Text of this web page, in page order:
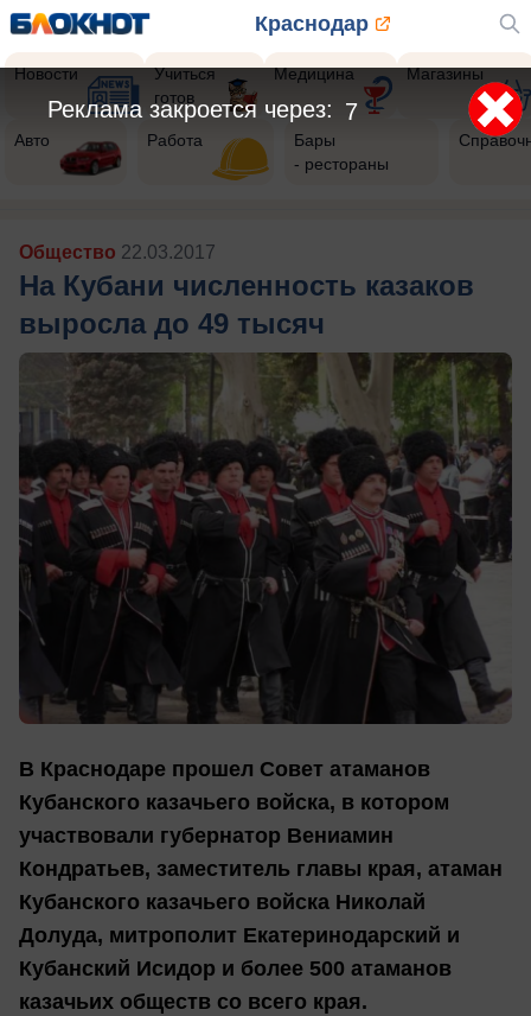
Краснодар
Новости
Учиться
готов
Медицина Магазины
Авто Работа
Бары
- рестораны
Общество 22.03.2017
На Кубани численность казаков
выросла до 49 тысяч
В Краснодаре прошел Совет атаманов
Кубанского казачьего войска, в котором
участвовали губернатор Вениамин
Кондратьев, заместитель главы края, атаман
Кубанского казачьего войска Николай
Долуда, митрополит Екатеринодарский и
Кубанский Исидор и более 500 атаманов
казачьих обществ со всего края.
5
Реклама закроется через: